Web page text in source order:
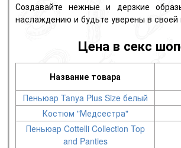
Создавайте нежные и дерзкие
наслаждению и будьте уверены в своей
Цена в секс
Название товара
Пеньюар Tanya Plus Size белый
Костюм "Медсестра"
Пеньюар Cottelli Collection Top
and Panties